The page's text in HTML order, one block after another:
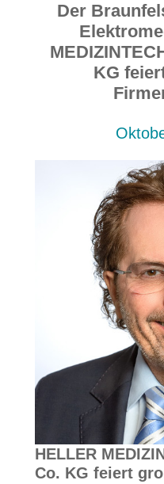
Der
KG
HELLER
Co. KG feiert